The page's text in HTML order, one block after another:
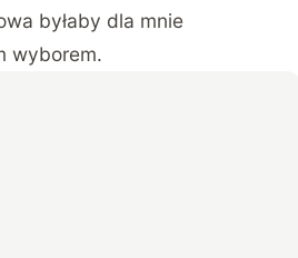
byłaby dla mnie
wyborem.